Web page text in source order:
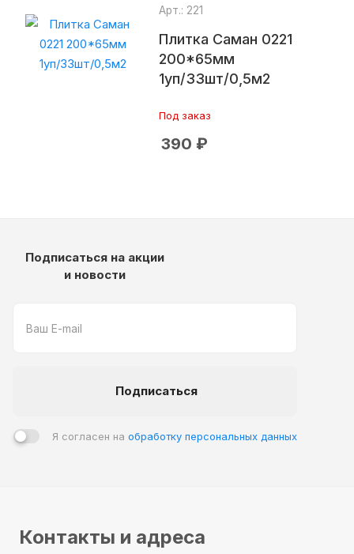
Плитка Саман 0221
200*65мм
1уп/33шт/0,5м2
Арт.: 221
Под заказ
390 ₽
Подписаться на акции
и новости
Подписаться
Я согласен на обработку персональных данных
Контакты и адреса